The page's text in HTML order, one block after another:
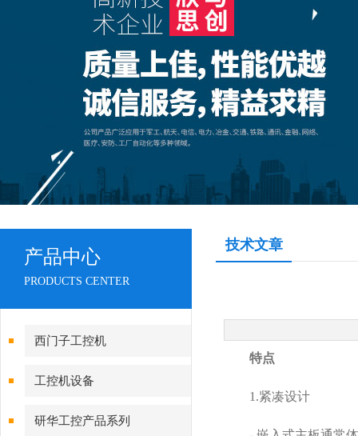
产品中心
PRODUCTS CENTER
西门子工控机
工控机设备
研华工控产品系列
技术文章
特点
1.紧凑设计